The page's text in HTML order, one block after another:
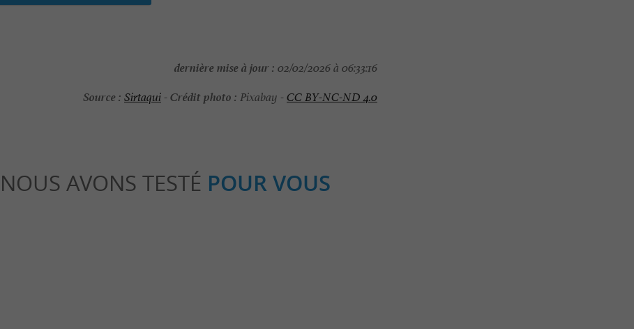
dernière mise à jour : 02/02/2026 à 06:33:16
Source : Sirtaqui-Crédit photo : Pixabay -CC BY-NC-ND 4.0
NOUS AVONS TESTÉ POUR VOUS